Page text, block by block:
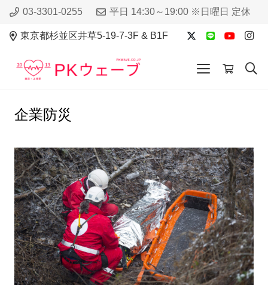
03-3301-0255 平日 14:30～19:00 ※日曜日 定休
東京都杉並区井草5-19-7-3F & B1F
企業防災